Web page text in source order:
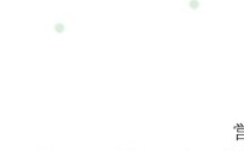
ださいね今は必要ないけど
たブックマーク登録やLINE